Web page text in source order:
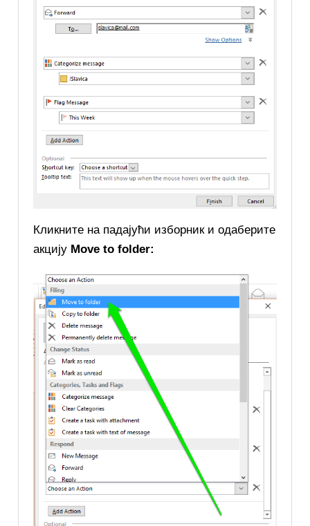
Кликните на падајући изборник и одаберите
акцију Move to folder: